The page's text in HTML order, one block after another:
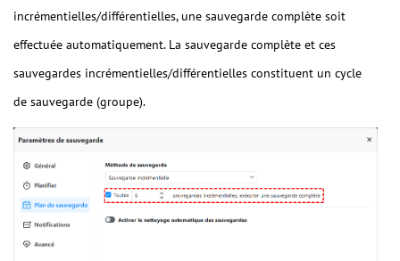
incrémentielles/différentielles, une sauvegarde complète soit
effectuée automatiquement. La sauvegarde complète et ces
sauvegardes incrémentielles/différentielles constituent un cycle
de sauvegarde (groupe).